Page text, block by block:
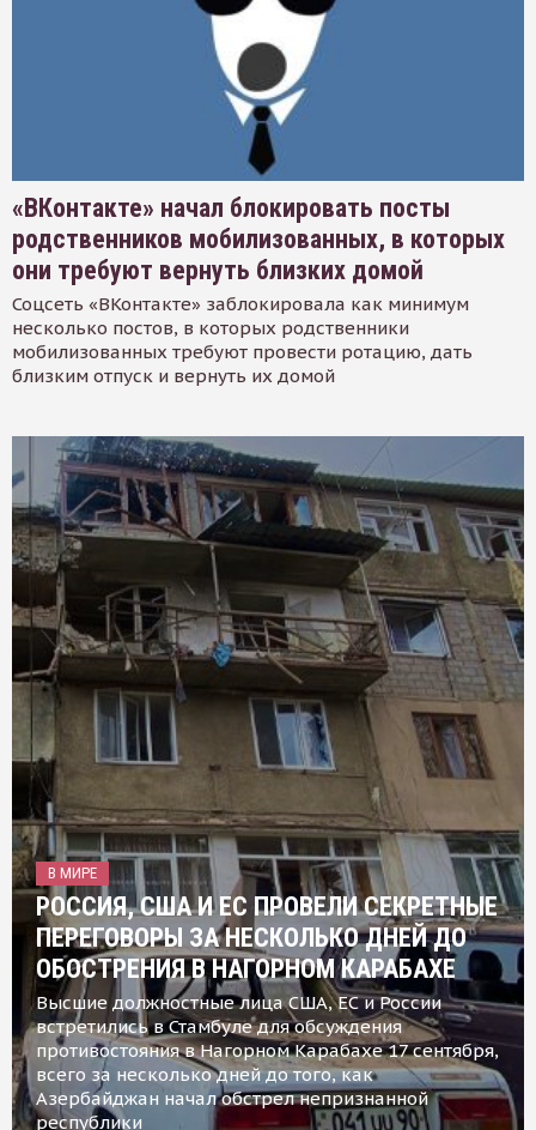
«ВКонтакте» начал блокировать посты
родственников мобилизованных, в которых
они требуют вернуть близких домой
Соцсеть «ВКонтакте» заблокировала как минимум
несколько постов, в которых родственники
мобилизованных требуют провести ротацию, дать
близким отпуск и вернуть их домой
В МИРЕ
РОССИЯ, США И ЕС ПРОВЕЛИ СЕКРЕТНЫЕ
ПЕРЕГОВОРЫ ЗА НЕСКОЛЬКО ДНЕЙ ДО
ОБОСТРЕНИЯ В НАГОРНОМ КАРАБАХЕ
Высшие должностные лица США, ЕС и России
встретились в Стамбуле для обсуждения
противостояния в Нагорном Карабахе 17 сентября,
всего за несколько дней до того, как
Азербайджан начал обстрел непризнанной
республики